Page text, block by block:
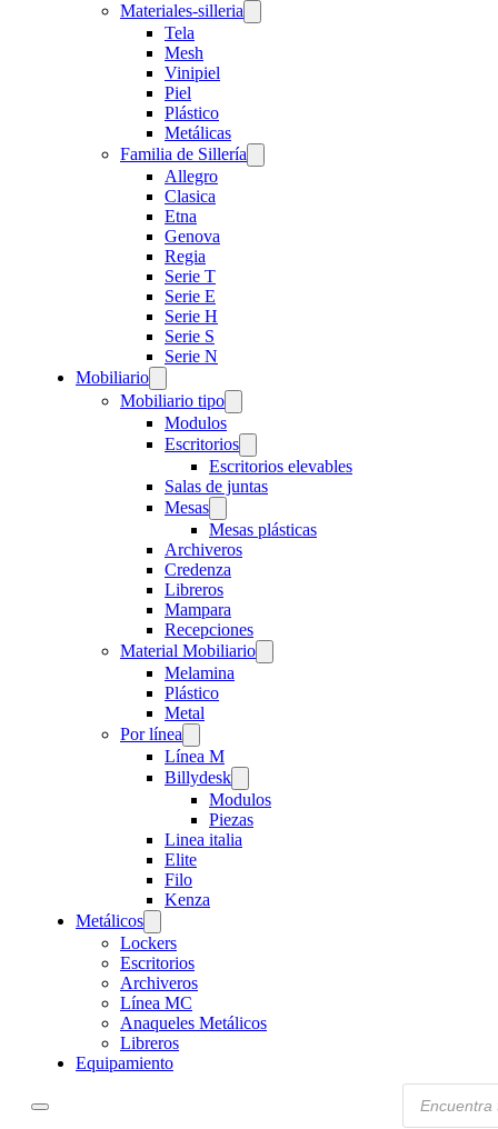
Materiales-silleria
Tela
Mesh
Vinipiel
Piel
Plástico
Metálicas
Familia de Sillería
Allegro
Clasica
Etna
Genova
Regia
Serie T
Serie E
Serie H
Serie S
Serie N
Mobiliario
Mobiliario tipo
Modulos
Escritorios
Escritorios elevables
Salas de juntas
Mesas
Mesas plásticas
Archiveros
Credenza
Libreros
Mampara
Recepciones
Material Mobiliario
Melamina
Plástico
Metal
Por línea
Línea M
Billydesk
Modulos
Piezas
Linea italia
Elite
Filo
Kenza
Metálicos
Lockers
Escritorios
Archiveros
Línea MC
Anaqueles Metálicos
Libreros
Equipamiento
Products
search